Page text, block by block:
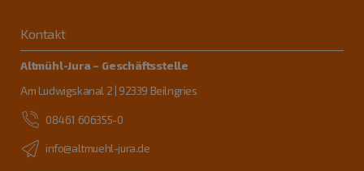
Kontakt
Altmühl-Jura – Geschäftsstelle
Am Ludwigskanal 2 | 92339 Beilngries
08461 606355-0
info@altmuehl-jura.de